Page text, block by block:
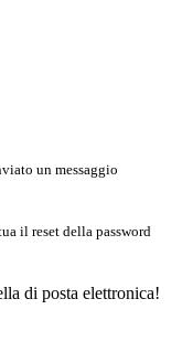
un messaggio
il reset della password
di posta elettronica!